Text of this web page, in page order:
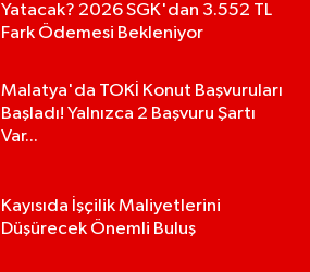
Yatacak? 2026 SGK'dan 3.552 TL
Fark Ödemesi Bekleniyor
Malatya'da TOKİ Konut Başvuruları
Başladı! Yalnızca 2 Başvuru Şartı
Var...
Kayısıda İşçilik Maliyetlerini
Düşürecek Önemli Buluş